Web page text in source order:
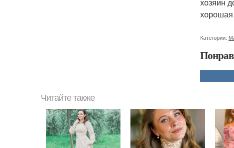
хорошая
Категории:
Читайте также